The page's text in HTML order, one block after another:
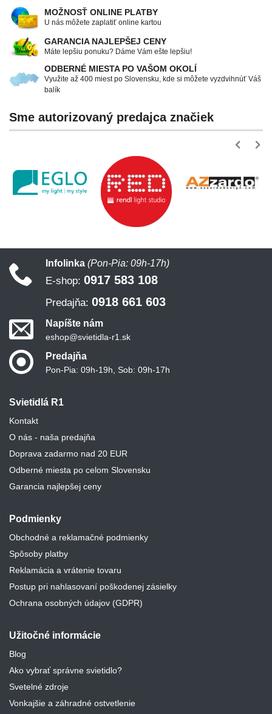
MOŽNOSŤ ONLINE PLATBY
U nás môžete zaplatiť online kartou
GARANCIA NAJLEPŠEJ CENY
Máte lepšiu ponuku? Dáme Vám ešte lepšiu!
ODBERNÉ MIESTA PO VAŠOM OKOLÍ
Využite až 400 miest po Slovensku, kde si môžete vyzdvihnúť Váš
balík
Sme autorizovaný predajca značiek
Svietidlá R1
Kontakt
O nás - naša predajňa
Doprava zadarmo nad 20 EUR
Odberné miesta po celom Slovensku
Garancia najlepšej ceny
Podmienky
Obchodné a reklamačné podmienky
Spôsoby platby
Reklamácia a vrátenie tovaru
Postup pri nahlasovaní poškodenej zásielky
Ochrana osobných údajov (GDPR)
Užitočné informácie
Blog
Ako vybrať správne svietidlo?
Svetelné zdroje
Vonkajšie a záhradné ostvetlenie
Infolinka (Pon-Pia: 09h-17h)
E-shop: 0917 583 108
Predajňa: 0918 661 603
Napíšte nám
eshop@svietidla-r1.sk
Predajňa
Pon-Pia: 09h-19h, Sob: 09h-17h